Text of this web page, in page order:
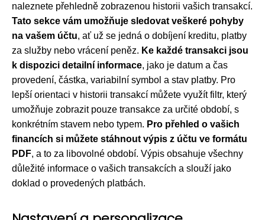
naleznete přehledně zobrazenou historii vašich transakcí.
Tato sekce vám umožňuje sledovat veškeré pohyby
na vašem účtu, ať už se jedná o dobíjení kreditu, platby
za služby nebo vrácení peněz. Ke každé transakci jsou
k dispozici detailní informace, jako je datum a čas
provedení, částka, variabilní symbol a stav platby. Pro
lepší orientaci v historii transakcí můžete využít filtr, který
umožňuje zobrazit pouze transakce za určité období, s
konkrétním stavem nebo typem. Pro přehled o vašich
financích si můžete stáhnout výpis z účtu ve formátu
PDF, a to za libovolné období. Výpis obsahuje všechny
důležité informace o vašich transakcích a slouží jako
doklad o provedených platbách.